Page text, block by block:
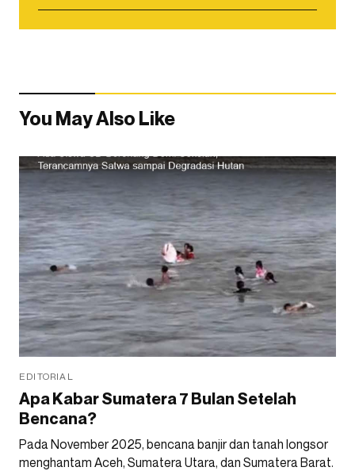
You May Also Like
EDITORIAL
Apa Kabar Sumatera 7 Bulan Setelah
Bencana?
Pada November 2025, bencana banjir dan tanah longsor
menghantam Aceh, Sumatera Utara, dan Sumatera Barat.